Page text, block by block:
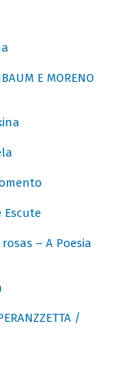
E MORENO
Escute
rosas – A Poesia
/